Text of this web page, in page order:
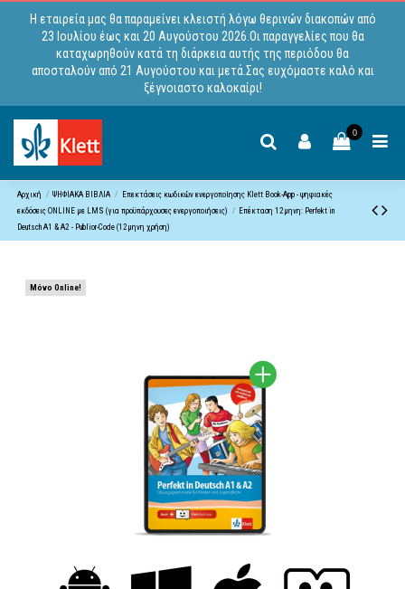
Η εταιρεία μας θα παραμείνει κλειστή λόγω θερινών διακοπών από
23 Ιουλίου έως και 20 Αυγούστου 2026.Οι παραγγελίες που θα
καταχωρηθούν κατά τη διάρκεια αυτής της περιόδου θα
αποσταλούν από 21 Αυγούστου και μετά.Σας ευχόμαστε καλό και
ξέγνοιαστο καλοκαίρι!
0
Αρχική ΨΗΦΙΑΚΑ ΒΙΒΛΙΑ
Επεκτάσεις κωδικών ενεργοποίησης Klett Book-App - ψηφιακές
εκδόσεις ONLINE με LMS (για προϋπάρχουσες ενεργοποιήσεις)
Επέκταση 12μηνη: Perfekt in
Deutsch A1 & A2 - Publior-Code (12μηνη χρήση)
Μόνο Online!